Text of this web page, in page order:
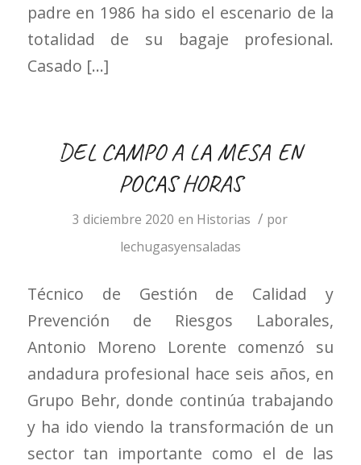
padre en 1986 ha sido el escenario de la
totalidad de su bagaje profesional.
Casado […]
DEL CAMPO A LA MESA EN
POCAS HORAS
3 diciembre 2020 en Historias / por
lechugasyensaladas
Técnico de Gestión de Calidad y
Prevención de Riesgos Laborales,
Antonio Moreno Lorente comenzó su
andadura profesional hace seis años, en
Grupo Behr, donde continúa trabajando
y ha ido viendo la transformación de un
sector tan importante como el de las